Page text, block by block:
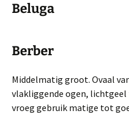
Beluga
Berber
Middelmatig groot. Ovaal
vlakliggende ogen,
vroeg gebruik matige tot